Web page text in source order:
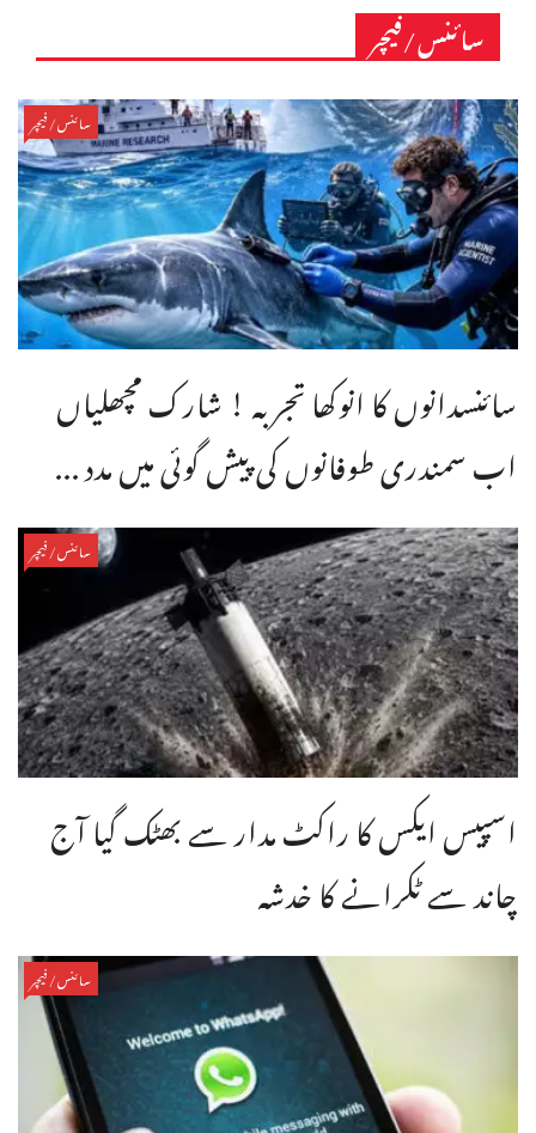
سائنس/فیچر
سائنس/فیچر
سائنسدانوں کا انوکھا تجربہ ! شارک مچھلیاں
اب سمندری طوفانوں کی پیش گوئی میں مدد ...
سائنس/فیچر
اسپیس ایکس کا راکٹ مدار سے بھٹک گیا آج
چاند سے ٹکرانے کا خدشہ
سائنس/فیچر